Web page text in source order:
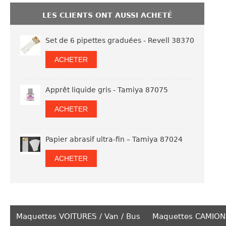
LES CLIENTS ONT AUSSI ACHETÉ
Set de 6 pipettes graduées - Revell 38370
ACHETER
Apprêt liquide gris - Tamiya 87075
ACHETER
Papier abrasif ultra-fin – Tamiya 87024
ACHETER
Maquettes VOITURES / Van / Bus Maquettes